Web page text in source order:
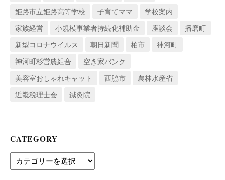
姫路市立姫路高等学校
子育てママ
学校案内
家族経営
小規模事業者持続化補助金 座談会
播磨町
新型コロナウイルス
朝日新聞 柏市
神河町
神河町杉営農組合
空き家バンク
美容室おしゃれキャット
西脇市
農林水産省
近畿税理士会
鍼灸院
CATEGORY
Category